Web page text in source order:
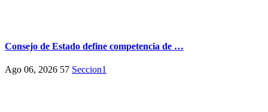
Consejo de Estado define competencia de …
Ago 06, 2026 57 Seccion1